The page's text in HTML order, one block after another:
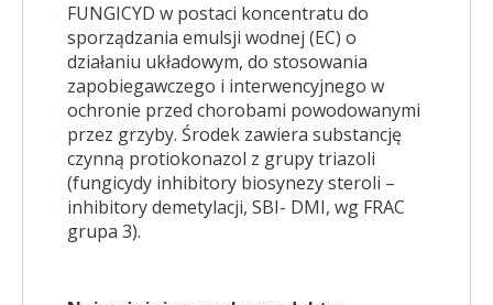
FUNGICYD w postaci koncentratu do
sporządzania emulsji wodnej (EC) o
działaniu układowym, do stosowania
zapobiegawczego i interwencyjnego w
ochronie przed chorobami powodowanymi
przez grzyby. Środek zawiera substancję
czynną protiokonazol z grupy triazoli
(fungicydy inhibitory biosynezy steroli –
inhibitory demetylacji, SBI- DMI, wg FRAC
grupa 3).